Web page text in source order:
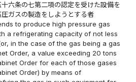
六条の七第二項の認定を受けた設備を
ガスの製造をしようとする者
to produce high pressure gas
a refrigerating capacity of not less
in the case of the gas being a gas
Order, a value exceeding 20 tons
Order for each of those gases
Order) by means of